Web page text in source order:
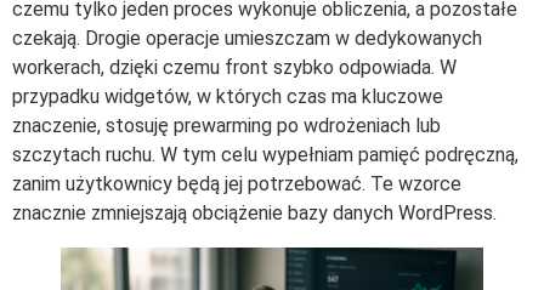
czemu tylko jeden proces wykonuje obliczenia, a pozostałe
czekają. Drogie operacje umieszczam w dedykowanych
workerach, dzięki czemu front szybko odpowiada. W
przypadku widgetów, w których czas ma kluczowe
znaczenie, stosuję prewarming po wdrożeniach lub
szczytach ruchu. W tym celu wypełniam pamięć podręczną,
zanim użytkownicy będą jej potrzebować. Te wzorce
znacznie zmniejszają obciążenie bazy danych WordPress.